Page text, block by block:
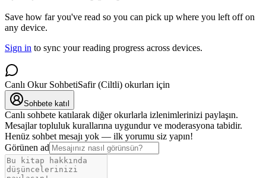
Save how far you've read so you can pick up where you left off on
any device.
Sign in to sync your reading progress across devices.
Canlı Okur SohbetiSafir (Ciltli) okurları için
Sohbete katıl
Canlı sohbete katılarak diğer okurlarla izlenimlerinizi paylaşın.
Mesajlar topluluk kurallarına uygundur ve moderasyona tabidir.
Henüz sohbet mesajı yok — ilk yorumu siz yapın!
Görünen ad